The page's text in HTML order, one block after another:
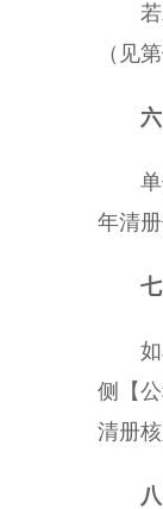
若发
（见
六
单位
年清
七
如单
侧【
清册核
八